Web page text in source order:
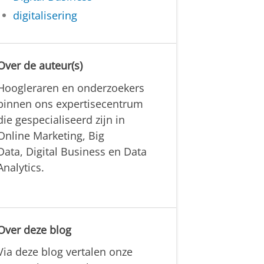
digitalisering
de auteur(s)
en onderzoekers
ons expertisecentrum
gespecialiseerd zijn in
Marketing, Big
Digital Business en Data
deze blog
deze blog vertalen onze